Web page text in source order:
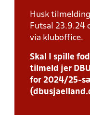
Husk
Futsal 23.9.24
via kluboffice.
Skal I spille
tilmeld jer
for 2024/25-